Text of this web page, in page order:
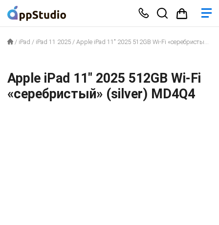
/ iPad / iPad 11 2025 / Apple iPad 11″ 2025 512GB Wi-Fi «серебристый» (silver) MD4Q4
Apple iPad 11″ 2025 512GB Wi-Fi
«серебристый» (silver) MD4Q4